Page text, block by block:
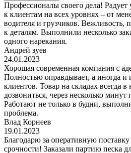
Профессионалы своего дела!
к клиентам на всех уровнях – от
водителя и грузчиков. Вежливость,
к деталям. Выполнили несколько
одного нарекания.
Андрей зуев
24.01.2023
Хорошая современная компания с
Полностью оправдывает, а иногда
клиентов. Товар на складах всегда
дозвониться, через несколько
Работают не только в будни,
проблема.
Влад Корнеев
19.01.2023
Благодарю за оперативную
срочности! Заказали партию песка